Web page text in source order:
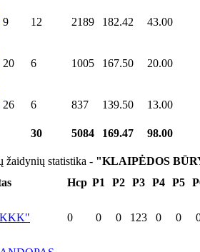
9 12 2189 182.42 43.00
20 6 1005 167.50 20.00
26 6 837 139.50 13.00
30 5084 169.47 98.00
žaidynių statistika - "KLAIPĖDOS
Hcp P1 P2 P3 P4 P5
0 0 0 123 0 0